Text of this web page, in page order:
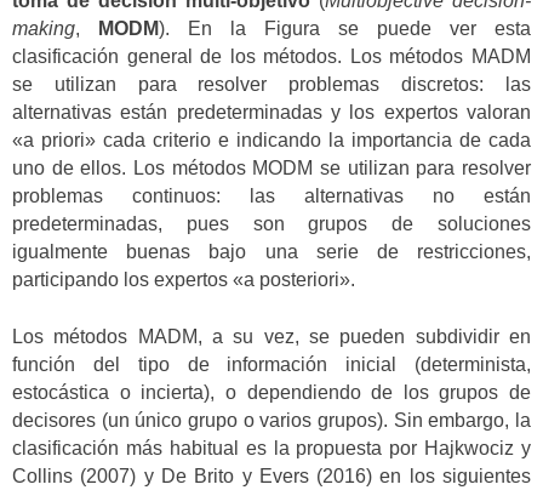
making, MODM). En la Figura se puede ver esta
clasificación general de los métodos. Los métodos MADM
se utilizan para resolver problemas discretos: las
alternativas están predeterminadas y los expertos valoran
«a priori» cada criterio e indicando la importancia de cada
uno de ellos. Los métodos MODM se utilizan para resolver
problemas continuos: las alternativas no están
predeterminadas, pues son grupos de soluciones
igualmente buenas bajo una serie de restricciones,
participando los expertos «a posteriori».
Los métodos MADM, a su vez, se pueden subdividir en
función del tipo de información inicial (determinista,
estocástica o incierta), o dependiendo de los grupos de
decisores (un único grupo o varios grupos). Sin embargo, la
clasificación más habitual es la propuesta por Hajkwociz y
Collins (2007) y De Brito y Evers (2016) en los siguientes